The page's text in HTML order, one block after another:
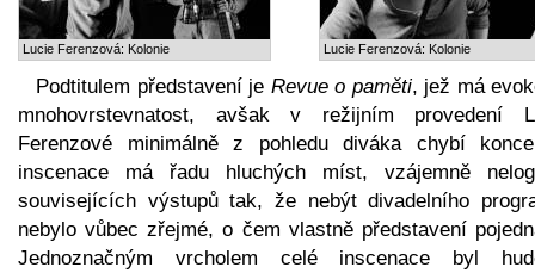
Lucie Ferenzová: Kolonie
Lucie Ferenzová: Kolonie
Podtitulem představení je Revue o paměti, jež má
mnohovrstevnatost, avšak v režijním provedení
Ferenzové minimálně z pohledu diváka chybí
inscenace má řadu hluchých míst, vzájemně
souvisejících výstupů tak, že nebýt divadelního
nebylo vůbec zřejmé, o čem vlastně představení
Jednoznačným vrcholem celé inscenace byl